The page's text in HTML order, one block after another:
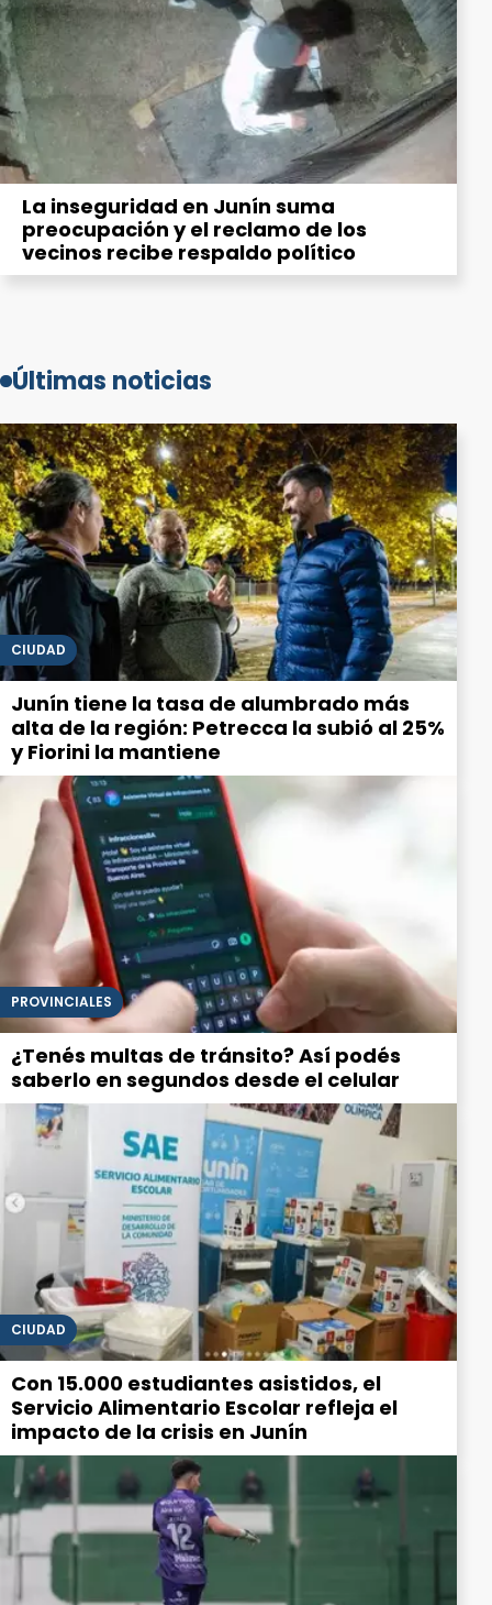
La inseguridad en Junín suma
preocupación y el reclamo de los
vecinos recibe respaldo político
Últimas noticias
CIUDAD
Junín tiene la tasa de alumbrado más
alta de la región: Petrecca la subió al 25%
y Fiorini la mantiene
PROVINCIALES
¿Tenés multas de tránsito? Así podés
saberlo en segundos desde el celular
CIUDAD
Con 15.000 estudiantes asistidos, el
Servicio Alimentario Escolar refleja el
impacto de la crisis en Junín